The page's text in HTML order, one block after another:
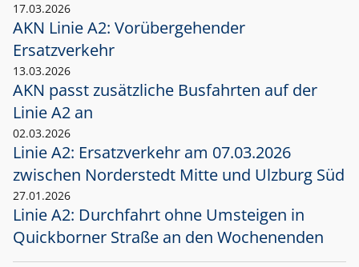
17.03.2026
AKN Linie A2: Vorübergehender
Ersatzverkehr
13.03.2026
AKN passt zusätzliche Busfahrten auf der
Linie A2 an
02.03.2026
Linie A2: Ersatzverkehr am 07.03.2026
zwischen Norderstedt Mitte und Ulzburg Süd
27.01.2026
Linie A2: Durchfahrt ohne Umsteigen in
Quickborner Straße an den Wochenenden